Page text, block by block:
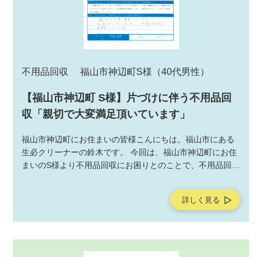
不用品回収 福山市神辺町S様 （40代男性）
【福山市神辺町 S様】片づけに伴う不用品回
収「親切で大変満足頂いています」
福山市神辺町にお住まいの皆様こんにちは。福山市にある
生必クリーナーの鈴木です。 今回は、福山市神辺町にお住
まいのS様より不用品回収にお困りとのことで、不用品回収
ビスの作業後にお客様よりアンケートを頂戴しましたの
詳しく見る